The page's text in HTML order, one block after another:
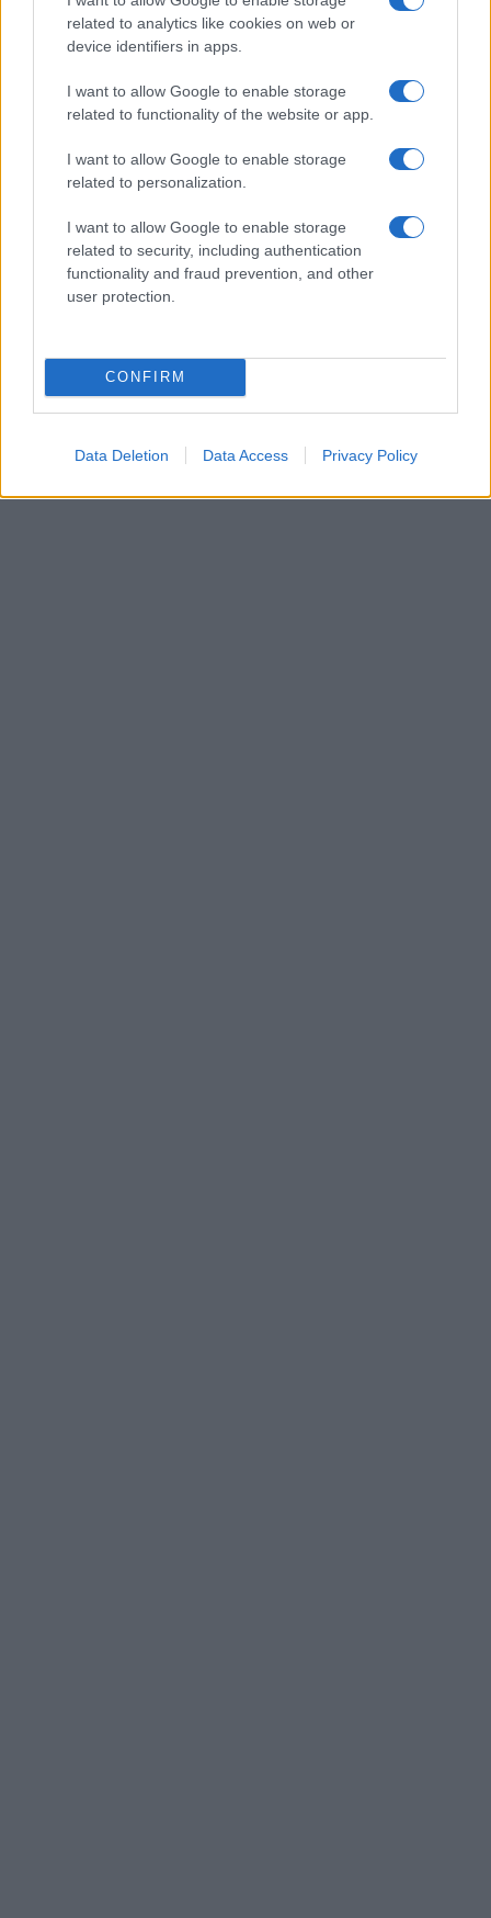
related to analytics like cookies on web or
device identifiers in apps.
I want to allow Google to enable storage
related to functionality of the website or app.
I want to allow Google to enable storage
related to personalization.
I want to allow Google to enable storage
related to security, including authentication
functionality and fraud prevention, and other
user protection.
CONFIRM
Data Deletion Data Access Privacy Policy